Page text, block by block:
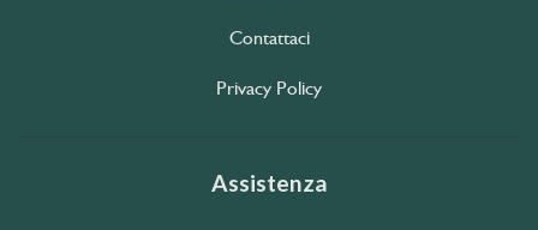
Contattaci
Privacy Policy
Assistenza